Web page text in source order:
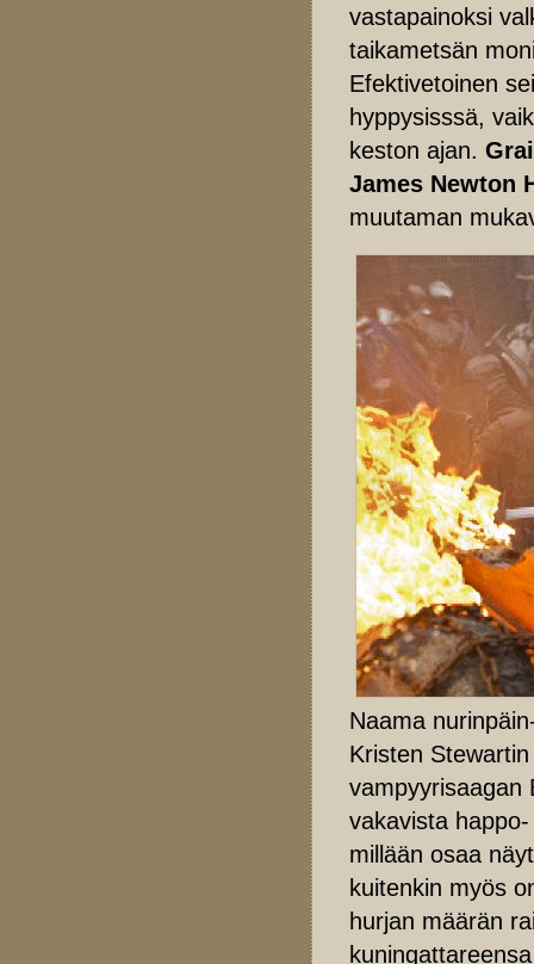
vastapainoksi
taikametsän
Efektivetoinen
hyppysisssä,
keston ajan.
James Newton
muutaman
Naama
Kristen
vampyyrisaagan
vakavista
millään osaa
kuitenkin myös
hurjan määrän